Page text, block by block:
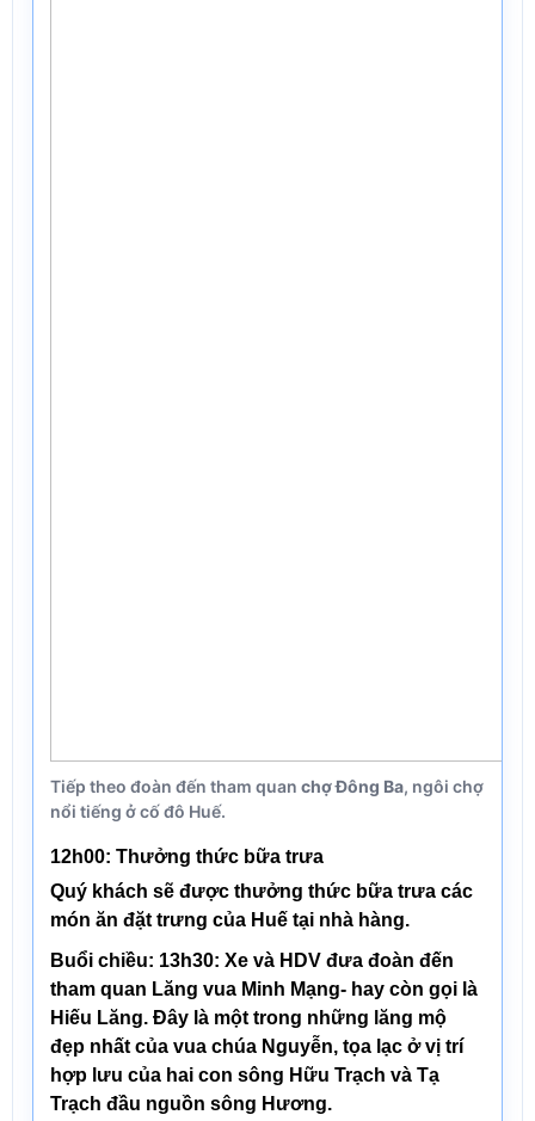
Tiếp theo đoàn đến tham quan chợ Đông Ba, ngôi chợ
nổi tiếng ở cố đô Huế.
12h00: Thưởng thức bữa trưa
Quý khách sẽ được thưởng thức bữa trưa các
món ăn đặt trưng của Huế tại nhà hàng.
Buổi chiều: 13h30: Xe và HDV đưa đoàn đến
tham quan Lăng vua Minh Mạng- hay còn gọi là
Hiếu Lăng. Đây là một trong những lăng mộ
đẹp nhất của vua chúa Nguyễn, tọa lạc ở vị trí
hợp lưu của hai con sông Hữu Trạch và Tạ
Trạch đầu nguồn sông Hương.